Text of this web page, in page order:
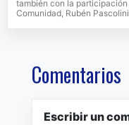
también con la
Comunidad, Rubén Pascolini
Comentarios
Escribir un